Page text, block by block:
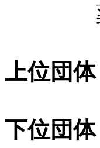
薬学/
上位団体
下位団体